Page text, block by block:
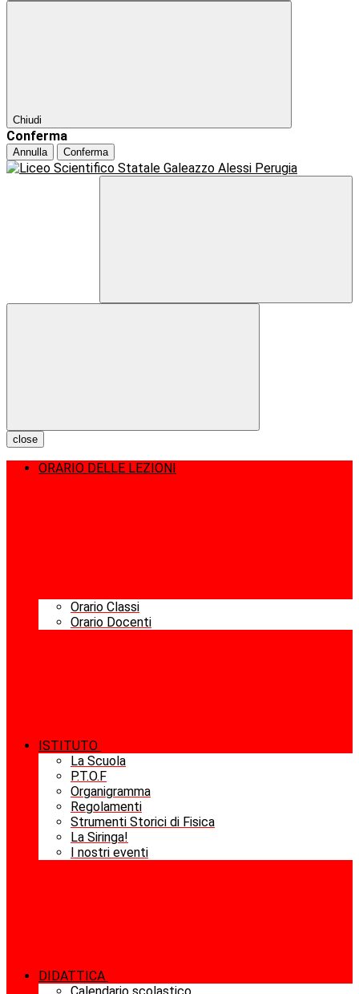
Chiudi
Conferma
Annulla Conferma
close
ORARIO DELLE LEZIONI
Orario Classi
Orario Docenti
ISTITUTO
La Scuola
P.T.O.F
Organigramma
Regolamenti
Strumenti Storici di Fisica
La Siringa!
I nostri eventi
DIDATTICA